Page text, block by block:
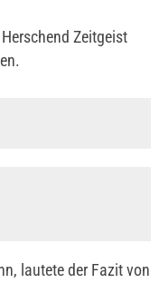
Zeitgeist
lautete der Fazit von